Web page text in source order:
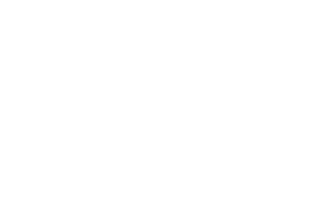
que los Servicios sean
acordado en este Contrato. A
circunstancias y naturaleza
fe lo anterior y resolver la
en la materia que
aceptan y acuerdan que la
se procederá a aplicar el